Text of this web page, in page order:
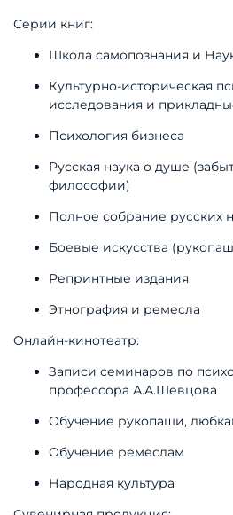
Серии книг:
Школа самопознания и
Культурно-историческая
исследования и
Психология бизнеса
Русская наука о душе
философии)
Полное собрание русских
Боевые искусства
Репринтные издания
Этнография и ремесла
Онлайн-кинотеатр:
Записи семинаров по
профессора А.А.Шевцова
Обучение рукопаши,
Обучение ремеслам
Народная культура